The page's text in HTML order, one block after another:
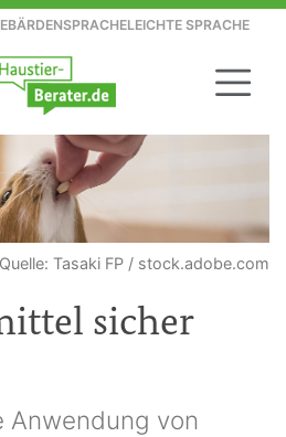
LEICHTE SPRACHE
Quelle: Tasaki FP / stock.adobe.com
sicher
Anwendung von